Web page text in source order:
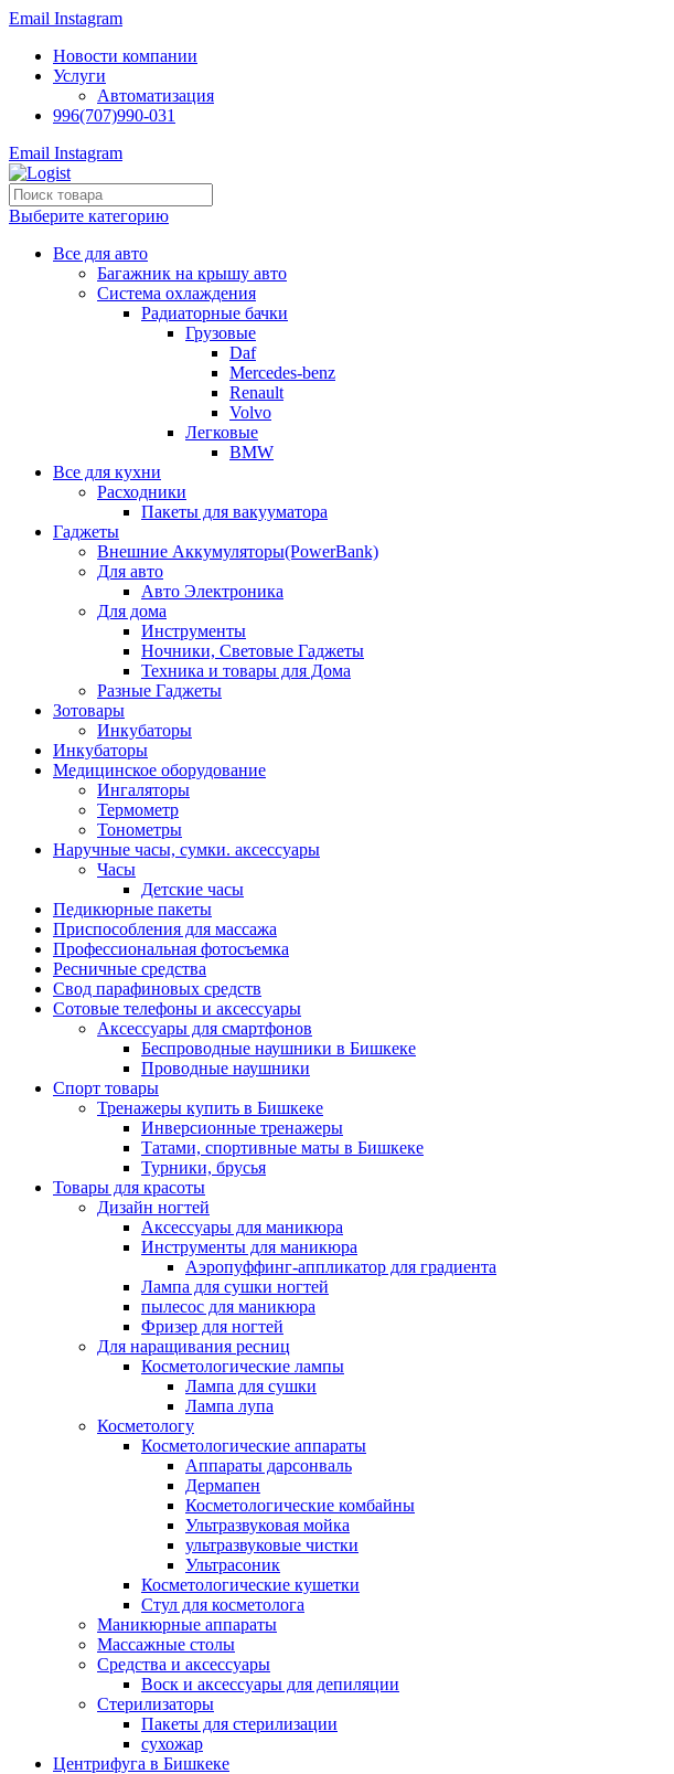
Email Instagram
Новости компании
Услуги
Автоматизация
996(707)990-031
Email Instagram
Выберите категорию
Все для авто
Багажник на крышу авто
Система охлаждения
Радиаторные бачки
Грузовые
Daf
Mercedes-benz
Renault
Volvo
Легковые
BMW
Все для кухни
Расходники
Пакеты для вакууматора
Гаджеты
Внешние Аккумуляторы(PowerBank)
Для авто
Авто Электроника
Для дома
Инструменты
Ночники, Световые Гаджеты
Техника и товары для Дома
Разные Гаджеты
Зотовары
Инкубаторы
Инкубаторы
Медицинское оборудование
Ингаляторы
Термометр
Тонометры
Наручные часы, сумки. аксессуары
Часы
Детские часы
Педикюрные пакеты
Приспособления для массажа
Профессиональная фотосъемка
Ресничные средства
Свод парафиновых средств
Сотовые телефоны и аксессуары
Аксессуары для смартфонов
Беспроводные наушники в Бишкеке
Проводные наушники
Спорт товары
Тренажеры купить в Бишкеке
Инверсионные тренажеры
Татами, спортивные маты в Бишкеке
Турники, брусья
Товары для красоты
Дизайн ногтей
Аксессуары для маникюра
Инструменты для маникюра
Аэропуффинг-аппликатор для градиента
Лампа для сушки ногтей
пылесос для маникюра
Фризер для ногтей
Для наращивания ресниц
Косметологические лампы
Лампа для сушки
Лампа лупа
Косметологу
Косметологические аппараты
Аппараты дарсонваль
Дермапен
Косметологические комбайны
Ультразвуковая мойка
ультразвуковые чистки
Ультрасоник
Косметологические кушетки
Стул для косметолога
Маникюрные аппараты
Массажные столы
Средства и аксессуары
Воск и аксессуары для депиляции
Стерилизаторы
Пакеты для стерилизации
сухожар
Центрифуга в Бишкеке